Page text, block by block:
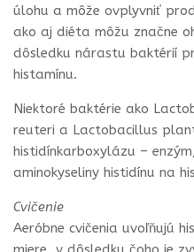
úlohu a môže ovplyvniť
ako aj diéta môžu značne
dôsledku nárastu baktérií
histamínu.
Niektoré baktérie ako
reuteri a Lactobacillus
histidínkarboxylázu –
aminokyseliny histidínu na
Cvičenie
Aeróbne cvičenia uvoľňujú